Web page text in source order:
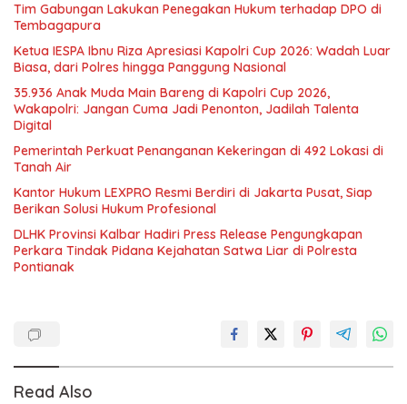
Tim Gabungan Lakukan Penegakan Hukum terhadap DPO di
Tembagapura
Ketua IESPA Ibnu Riza Apresiasi Kapolri Cup 2026: Wadah Luar
Biasa, dari Polres hingga Panggung Nasional
35.936 Anak Muda Main Bareng di Kapolri Cup 2026,
Wakapolri: Jangan Cuma Jadi Penonton, Jadilah Talenta
Digital
Pemerintah Perkuat Penanganan Kekeringan di 492 Lokasi di
Tanah Air
Kantor Hukum LEXPRO Resmi Berdiri di Jakarta Pusat, Siap
Berikan Solusi Hukum Profesional
DLHK Provinsi Kalbar Hadiri Press Release Pengungkapan
Perkara Tindak Pidana Kejahatan Satwa Liar di Polresta
Pontianak
Read Also